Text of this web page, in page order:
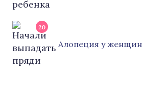
20
Алопеция у женщин